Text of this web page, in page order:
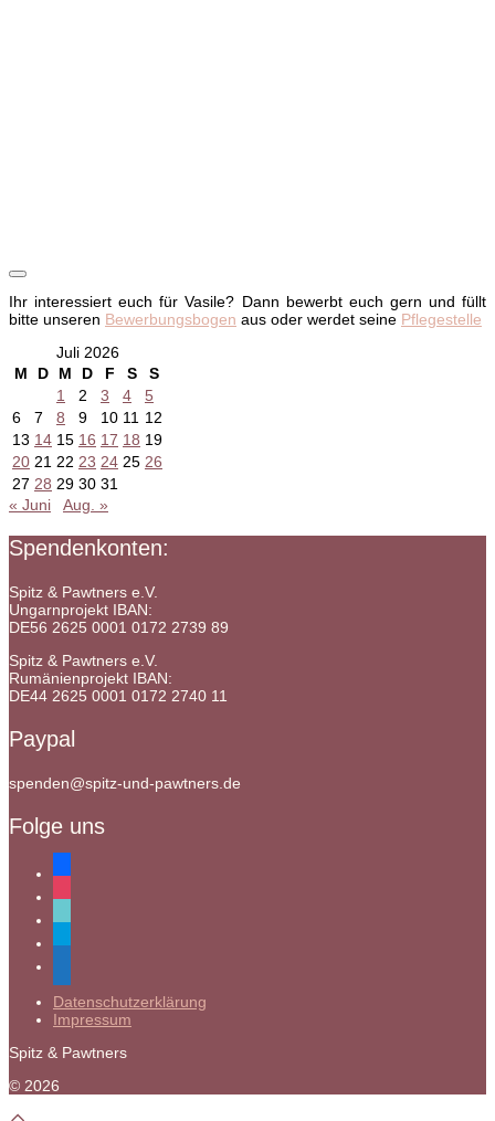
Ihr interessiert euch für Vasile? Dann bewerbt euch gern und füllt
bitte unseren Bewerbungsbogen aus oder werdet seine Pflegestelle
Juli 2026
M
D M D F S
S
1
2 3 4
5
6
7 8 9 10 11 12
13 14 15 16 17 18 19
20 21 22 23 24 25 26
27 28 29 30 31
« Juni
Aug. »
Spendenkonten:
Spitz & Pawtners e.V.
Ungarnprojekt IBAN:
DE56 2625 0001 0172 2739 89
Spitz & Pawtners e.V.
Rumänienprojekt IBAN:
DE44 2625 0001 0172 2740 11
Paypal
spenden@spitz-und-pawtners.de
Folge uns
Datenschutzerklärung
Impressum
Spitz & Pawtners
© 2026